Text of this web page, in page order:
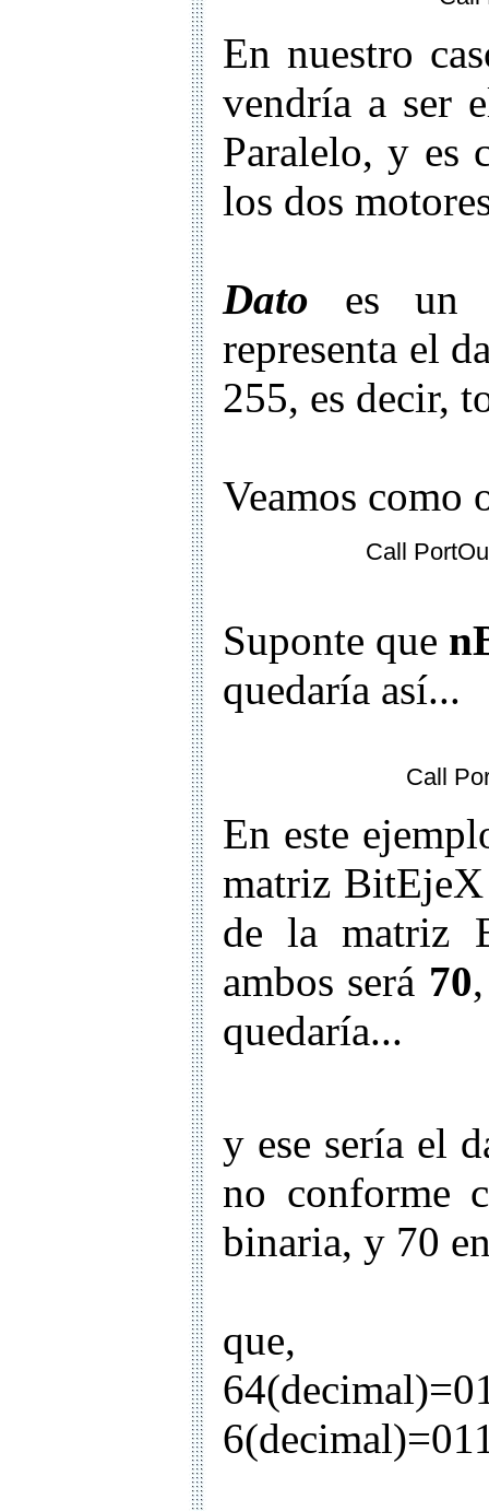
En nuestro
vendría a ser
Paralelo, y es
los dos
Dato es un
representa el
255, es decir,
Veamos como
Call
Suponte que
quedaría así...
Call
En este
matriz
de la matriz
ambos será 70
quedaría...
y ese sería el
no conforme
binaria, y 70
que,